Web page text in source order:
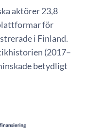
aktörer 23,8
för
i Finland.
(2017–
betydligt